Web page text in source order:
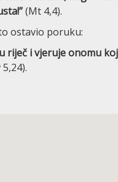
(Mt 4,4).
ostavio poruku:
riječ i vjeruje onomu